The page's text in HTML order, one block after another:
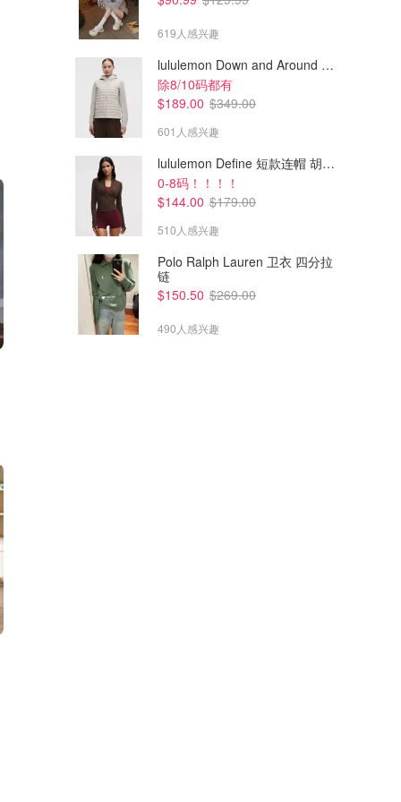
619人感兴趣
lululemon Down and Around 羽绒夹克
除8/10码都有
$189.00 $349.00
601人感兴趣
lululemon Define 短款连帽 胡桃棕
0-8码！！！！
$144.00 $179.00
510人感兴趣
Polo Ralph Lauren 卫衣 四分拉
链
$150.50 $269.00
490人感兴趣